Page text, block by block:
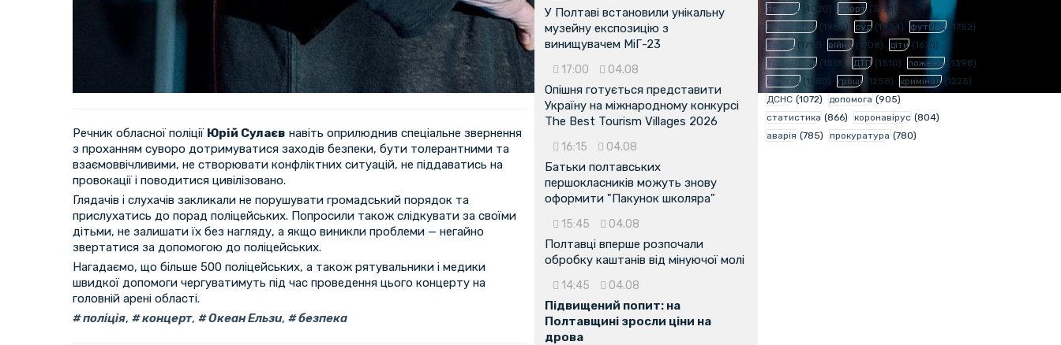
Речник обласної поліції Юрій Сулаєв навіть оприлюднив спеціальне звернення
з проханням суворо дотримуватися заходів безпеки, бути толерантними та
взаємоввічливими, не створювати конфліктних ситуацій, не піддаватись на
провокації і поводитися цивілізовано.
Глядачів і слухачів закликали не порушувати громадський порядок та
прислухатись до порад поліцейських. Попросили також слідкувати за своїми
дітьми, не залишати їх без нагляду, а якщо виникли проблеми — негайно
звертатися за допомогою до поліцейських.
Нагадаємо, що більше 500 поліцейських, а також рятувальники і медики
швидкої допомоги чергуватимуть під час проведення цього концерту на
головній арені області.
поліція, концерт, Океан Ельзи, безпека
У Полтаві встановили унікальну
музейну експозицію з
винищувачем МіГ-23
17:00 04.08
Опішня готується представити
Україну на міжнародному конкурсі
The Best Tourism Villages 2026
16:15 04.08
Батьки полтавських
першокласників можуть знову
оформити "Пакунок школяра"
15:45 04.08
Полтавці вперше розпочали
обробку каштанів від мінуючої молі
14:45 04.08
Підвищений попит: на
Полтавщині зросли ціни на
дрова
поліція(4020) спорт(3751)
Кременчук(1985) суд(1934) футбол(1752)
влада(1712) війна(1708) діти(1670)
транспорт(1518) ДТП(1510) пожежа(1398)
смерть(1280) гроші(1258) кримінал(1225)
ДСНС (1072) допомога (905)
статистика (866) коронавірус (804)
аварія (785) прокуратура (780)